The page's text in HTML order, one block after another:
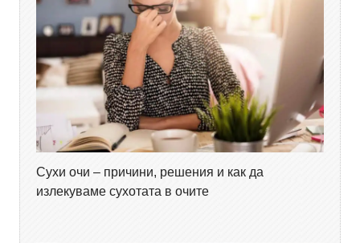
Сухи очи – причини, решения и как да
излекуваме сухотата в очите